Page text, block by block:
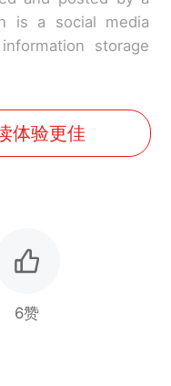
is a social media
storage
体验更佳
6赞